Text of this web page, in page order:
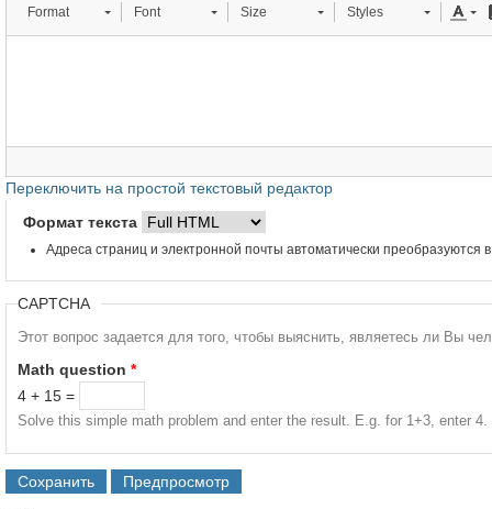
Format Font Size Styles
Переключить на простой текстовый редактор
Формат текста
Адреса страниц и электронной почты автоматически преобразуются
CAPTCHA
Этот вопрос задается для того, чтобы выяснить, являетесь ли Вы
Math question *
4 + 15 =
Solve this simple math problem and enter the result. E.g. for 1+3, enter 4.